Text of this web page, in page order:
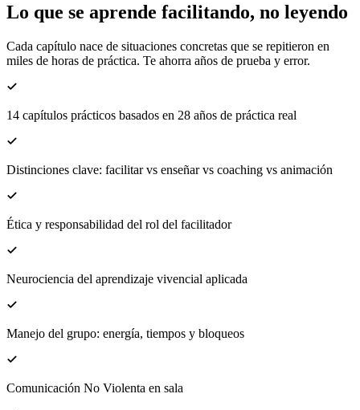
Lo que se aprende facilitando, no leyendo
Cada capítulo nace de situaciones concretas que se repitieron en
miles de horas de práctica. Te ahorra años de prueba y error.
14 capítulos prácticos basados en 28 años de práctica real
Distinciones clave: facilitar vs enseñar vs coaching vs animación
Ética y responsabilidad del rol del facilitador
Neurociencia del aprendizaje vivencial aplicada
Manejo del grupo: energía, tiempos y bloqueos
Comunicación No Violenta en sala